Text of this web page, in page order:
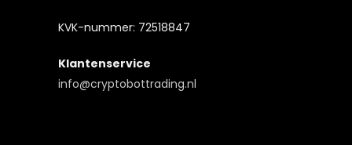
KVK-nummer: 72518847
Klantenservice
info@cryptobottrading.nl